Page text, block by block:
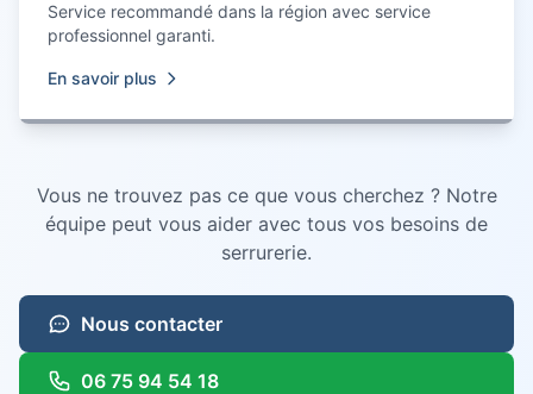
Service recommandé dans la région avec service
professionnel garanti.
En savoir plus
Vous ne trouvez pas ce que vous cherchez ? Notre
équipe peut vous aider avec tous vos besoins de
serrurerie.
Nous contacter
06 75 94 54 18